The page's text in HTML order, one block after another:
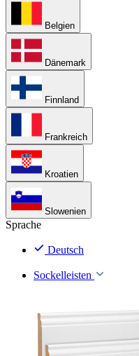
Belgien
Dänemark
Finnland
Frankreich
Kroatien
Slowenien
Sprache
Deutsch
Sockelleisten